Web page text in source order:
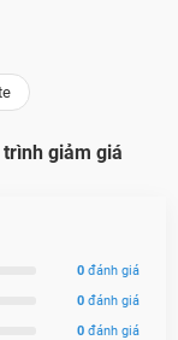
giảm giá
0đánh giá
0đánh giá
0đánh giá